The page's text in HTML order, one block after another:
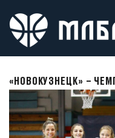
«НОВОКУЗНЕЦК» –